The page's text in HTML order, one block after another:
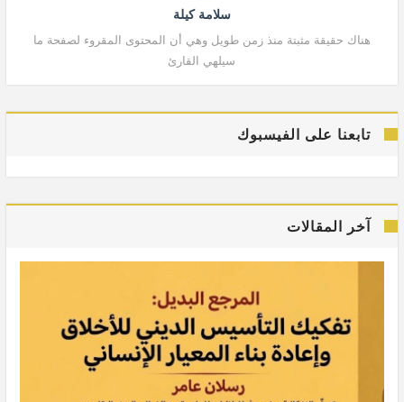
سلامة كيلة
هناك حقيقة مثبتة منذ زمن طويل وهي أن المحتوى المقروء لصفحة ما
سيلهي القارئ
تابعنا على الفيسبوك
آخر المقالات